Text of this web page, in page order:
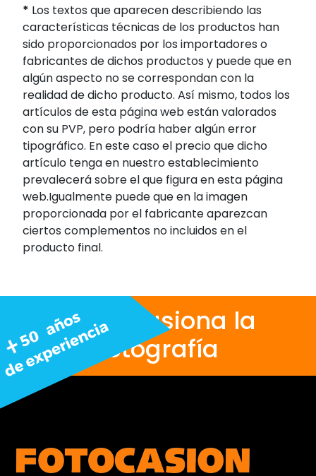
* Los textos que aparecen describiendo las
características técnicas de los productos han
sido proporcionados por los importadores o
fabricantes de dichos productos y puede que en
algún aspecto no se correspondan con la
realidad de dicho producto. Así mismo, todos los
artículos de esta página web están valorados
con su PVP, pero podría haber algún error
tipográfico. En este caso el precio que dicho
artículo tenga en nuestro establecimiento
prevalecerá sobre el que figura en esta página
web.Igualmente puede que en la imagen
proporcionada por el fabricante aparezcan
ciertos complementos no incluidos en el
producto final.
Nos apasiona la
fotografía